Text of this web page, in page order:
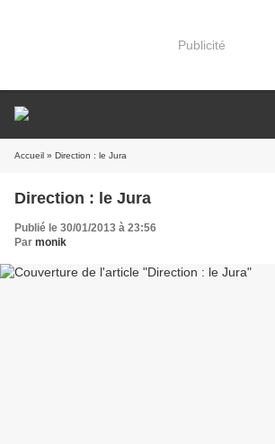
Publicité
Accueil » Direction : le Jura
Direction : le Jura
Publié le 30/01/2013 à 23:56
Par monik